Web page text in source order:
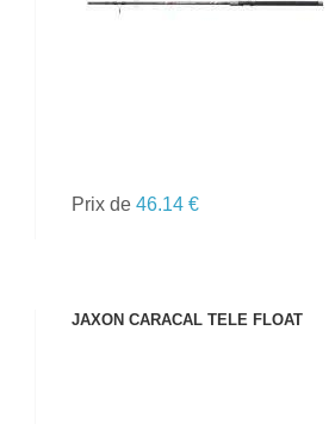
Prix de 46.14 €
JAXON CARACAL TELE FLOAT